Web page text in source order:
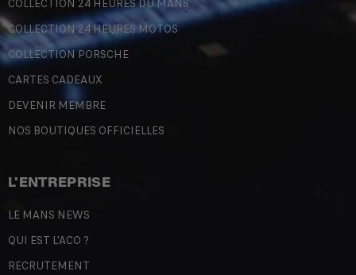
COLLECTION 24 HEURES DU MANS
COLLECTION 24 HEURES MOTOS
COLLECTION PORSCHE
CARTES CADEAUX
DEVENIR MEMBRE
NOS BOUTIQUES OFFICIELLES
L'ENTREPRISE
LE MANS NEWS
QUI EST L'ACO ?
RECRUTEMENT